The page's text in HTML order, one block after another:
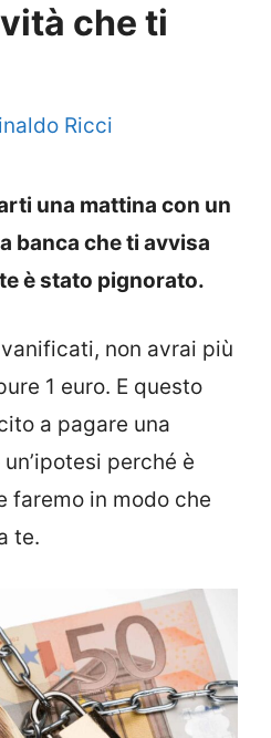
che ti
Ricci
una mattina con un
banca che ti avvisa
è stato pignorato.
non avrai più
1 euro. E questo
a pagare una
perché è
faremo in modo che
te.